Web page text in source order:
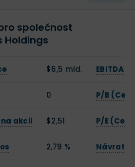
společnost
Holdings
$6,5 mld. EBITDA
0 P/B
akcii $2,51 P/E
2,79 %